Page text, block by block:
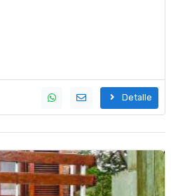
Detalle